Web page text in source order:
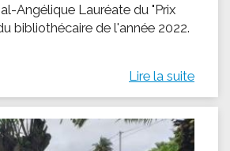
Angélique Lauréate du "Prix
bibliothécaire de l'année 2022.
Lire la suite